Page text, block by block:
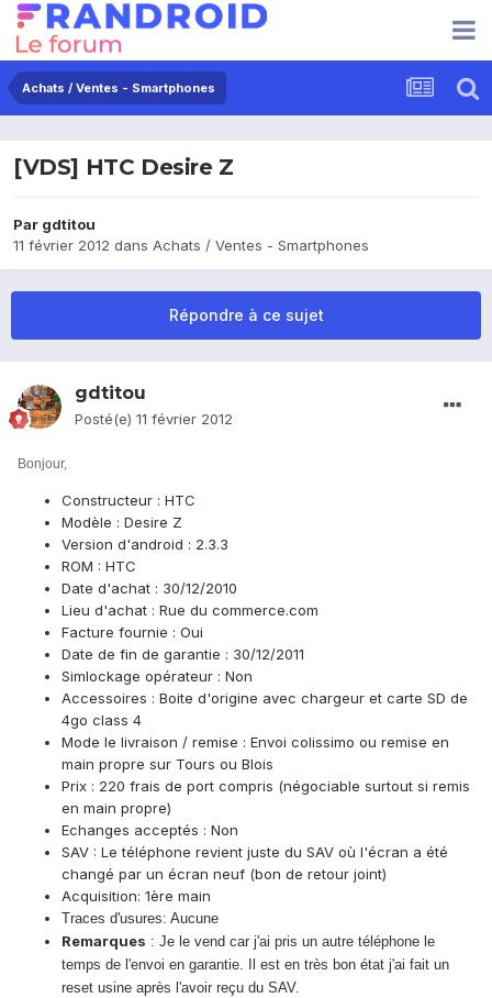
Achats / Ventes - Smartphones
[VDS] HTC Desire Z
Par gdtitou
11 février 2012 dans Achats / Ventes - Smartphones
Répondre à ce sujet
gdtitou
Posté(e) 11 février 2012
Bonjour,
Constructeur : HTC
Modèle : Desire Z
Version d'android : 2.3.3
ROM : HTC
Date d'achat : 30/12/2010
Lieu d'achat : Rue du commerce.com
Facture fournie : Oui
Date de fin de garantie : 30/12/2011
Simlockage opérateur : Non
Accessoires : Boite d'origine avec chargeur et carte SD de
4go class 4
Mode le livraison / remise : Envoi colissimo ou remise en
main propre sur Tours ou Blois
Prix : 220 frais de port compris (négociable surtout si remis
en main propre)
Echanges acceptés : Non
SAV : Le téléphone revient juste du SAV où l'écran a été
changé par un écran neuf (bon de retour joint)
Acquisition: 1ère main
Traces d'usures: Aucune
Remarques : Je le vend car j'ai pris un autre téléphone le
temps de l'envoi en garantie. Il est en très bon état j'ai fait un
reset usine après l'avoir reçu du SAV.